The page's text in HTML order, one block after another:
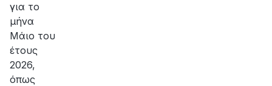
για το
μήνα
Μάιο του
έτους
2026,
όπως